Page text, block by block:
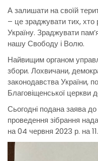
А залишати на своїй
– це зраджувати тих,
Україну. Зраджувати
нашу Свободу і Волю.
Найвищим органом
збори. Лохвичани,
законодавства України,
Благовіщенської церкви
Сьогодні подана заява
проведення зібрання
на 04 червня 2023 р. на